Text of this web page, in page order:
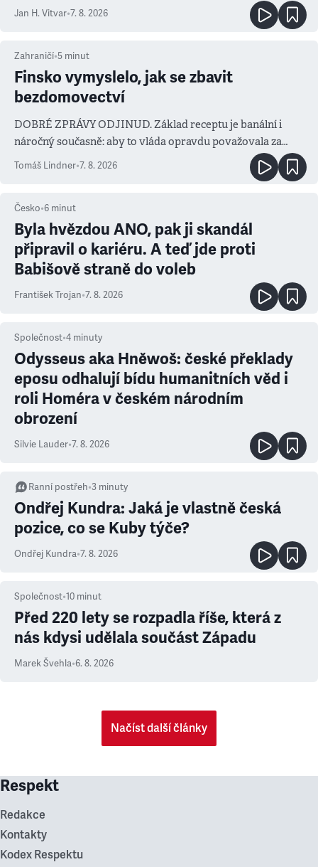
salvy i kritika pokrokářů
Jan H. Vitvar•7. 8. 2026
Zahraničí•5 minut
Finsko vymyslelo, jak se zbavit
bezdomovectví
DOBRÉ ZPRÁVY ODJINUD. Základ receptu je banální i
náročný současně: aby to vláda opravdu považovala za
prioritu
Tomáš Lindner•7. 8. 2026
Česko•6 minut
Byla hvězdou ANO, pak ji skandál
připravil o kariéru. A teď jde proti
Babišově straně do voleb
František Trojan•7. 8. 2026
Společnost•4 minuty
Odysseus aka Hněwoš: české překlady
eposu odhalují bídu humanitních věd i
roli Homéra v českém národním
obrození
Silvie Lauder•7. 8. 2026
Ranní postřeh•3 minuty
Ondřej Kundra: Jaká je vlastně česká
pozice, co se Kuby týče?
Ondřej Kundra•7. 8. 2026
Společnost•10 minut
Před 220 lety se rozpadla říše, která z
nás kdysi udělala součást Západu
Marek Švehla•6. 8. 2026
Načíst další články
Respekt
Redakce
Kontakty
Kodex Respektu